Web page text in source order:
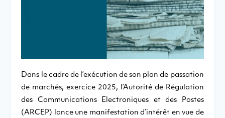
Dans le cadre de l’exécution de son plan de passation
de marchés, exercice 2025, l’Autorité de Régulation
des Communications Electroniques et des Postes
(ARCEP) lance une manifestation d’intérêt en vue de